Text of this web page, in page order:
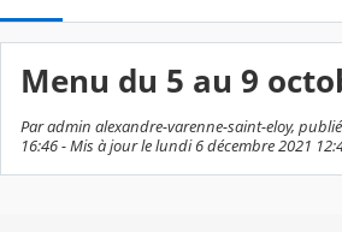
Menu du 5 au 9
Par admin alexandre-varenne-saint-eloy,
16:46 - Mis à jour le lundi 6 décembre 2021